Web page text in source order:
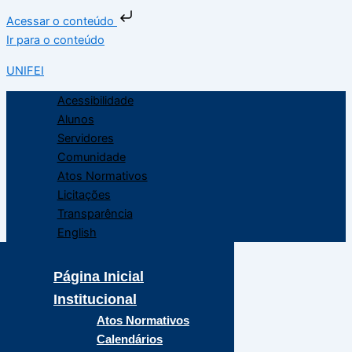
Acessar o conteúdo
Ir para o conteúdo
UNIFEI
Acessibilidade
Alunos
Servidores
Comunidade
Atos Normativos
Licitações
Transparência
English
Página Inicial
Institucional
Atos Normativos
Calendários